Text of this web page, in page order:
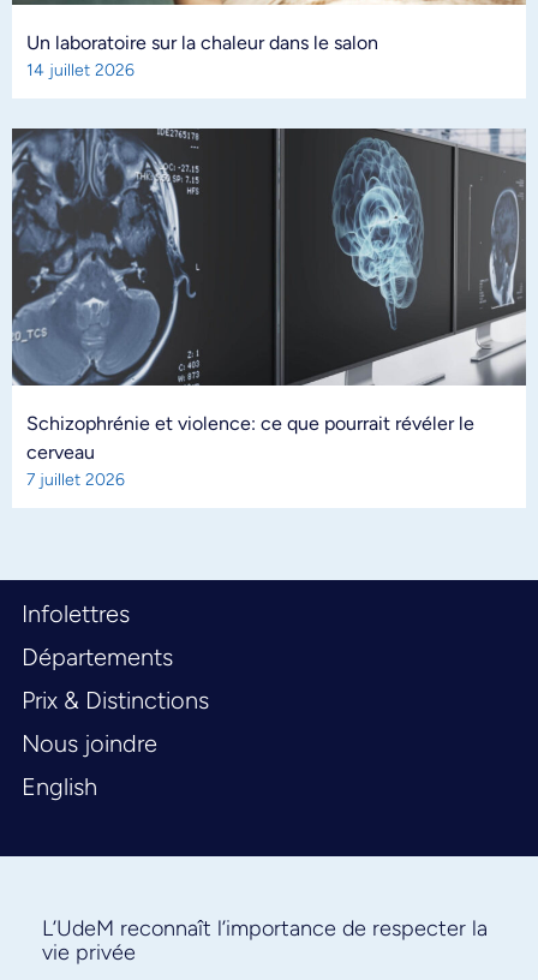
Un laboratoire sur la chaleur dans le salon
14 juillet 2026
Schizophrénie et violence: ce que pourrait révéler le
cerveau
7 juillet 2026
Infolettres
Départements
Prix & Distinctions
Nous joindre
English
L’UdeM reconnaît l’importance de respecter la
vie privée